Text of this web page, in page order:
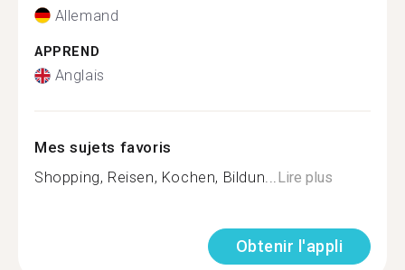
Allemand
APPREND
Anglais
Mes sujets favoris
Shopping, Reisen, Kochen, Bildun...Lire plus
Obtenir l'appli